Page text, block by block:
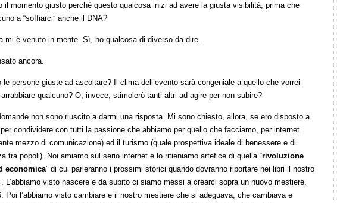
il momento giusto perchè questo qualcosa inizi ad avere la giusta visibilità, prima che
a “soffiarci” anche il DNA?
mi è venuto in mente. Sì, ho qualcosa di diverso da dire.
ancora.
le persone giuste ad ascoltare? Il clima dell’evento sarà congeniale a quello che vorrei
qualcuno? O, invece, stimolerò tanti altri ad agire per non subire?
non sono riuscito a darmi una risposta. Mi sono chiesto, allora, se ero disposto a
per condividere con tutti la passione che abbiamo per quello che facciamo, per internet
mezzo di comunicazione) ed il turismo (quale prospettiva ideale di benessere e di
tra popoli). Noi amiamo sul serio internet e lo ritieniamo artefice di quella “rivoluzione
economica” di cui parleranno i prossimi storici quando dovranno riportare nei libri il nostro
L’abbiamo visto nascere e da subito ci siamo messi a crearci sopra un nuovo mestiere.
Poi l’abbiamo visto cambiare e il nostro mestiere che si adeguava, che cambiava e